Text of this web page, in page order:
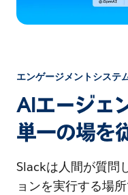
エンゲージメントシステ
AIエージェ
単一の場を
Slackは人間が質問
ョンを実行する場